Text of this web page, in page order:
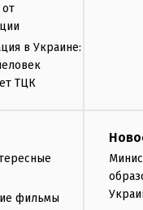
в Украине:
ТЦК
фильмы